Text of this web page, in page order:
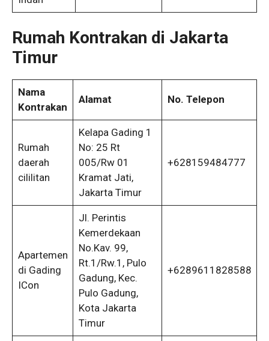
Rumah Kontrakan di Jakarta
Timur
Nama
Kontrakan
Alamat No. Telepon
Rumah
daerah
cililitan
Kelapa Gading 1
No: 25 Rt
005/Rw 01
Kramat Jati,
Jakarta Timur
+628159484777
Apartemen
di Gading
ICon
Jl. Perintis
Kemerdekaan
No.Kav. 99,
Rt.1/Rw.1, Pulo
Gadung, Kec.
Pulo Gadung,
Kota Jakarta
Timur
+6289611828588